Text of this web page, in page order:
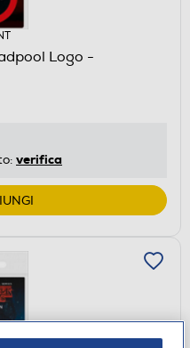
Logo -
verifica